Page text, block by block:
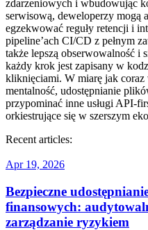
zdarzeniowych i wbudowując
serwisową, deweloperzy mogą
egzekwować reguły retencji i
pipeline’ach CI/CD z pełnym
także lepszą obserwowalność i
każdy krok jest zapisany w
kliknięciami. W miarę jak coraz
mentalność, udostępnianie
przypominać inne usługi
orkiestrujące się w szerszym
Recent articles:
Apr 19, 2026
Bezpieczne
finansowych:
zarządzanie ryzykiem